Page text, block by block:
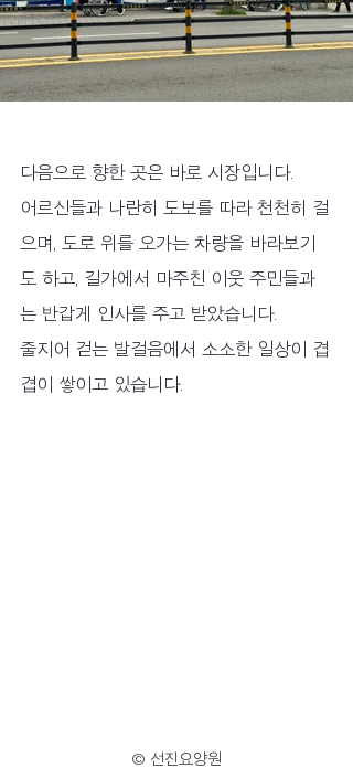
다음으로 향한 곳은 바로 시장입니다.
어르신들과 나란히 도보를 따라 천천히 걸
으며, 도로 위를 오가는 차량을 바라보기
도 하고, 길가에서 마주친 이웃 주민들과
는 반갑게 인사를 주고 받았습니다.
줄지어 걷는 발걸음에서 소소한 일상이 겹
겹이 쌓이고 있습니다.
© 선진요양원